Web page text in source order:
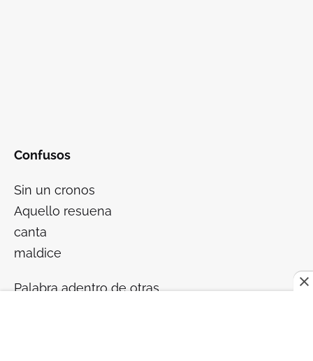
Confusos
Sin un cronos
Aquello resuena
canta
maldice
Palabra adentro de otras